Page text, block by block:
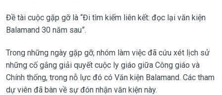
Đề tài cuộc gặp gỡ là “Đi tìm kiếm liên kết: đọc lại văn kiện
Balamand 30 năm sau”.
Trong những ngày gặp gỡ, nhóm làm việc đã cứu xét lịch sử
những cố gắng giải quyết cuộc ly giáo giữa Công giáo và
Chính thống, trong nỗ lực đó có Văn kiện Balamand. Các tham
dự viên đã bàn về sự đón nhận văn kiện này.